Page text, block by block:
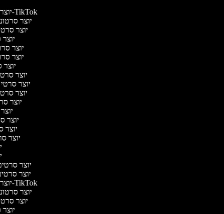
יוצר סרטונים ל-TikTok
יוצר
יוצר
יוצר
יוצר
יוצר
יוצר
יוצר סרטי
יוצר
יוצר
יוצר
יוצר
יוצר
יוצר
יוצר
יוצר סרטונים ל-TikTok
יוצר
יוצר